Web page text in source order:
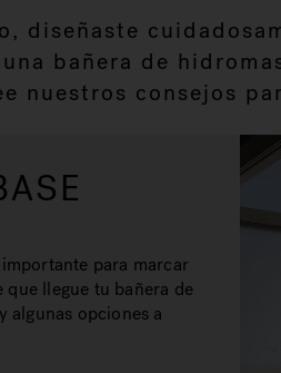
diseñaste
bañera de
nuestros consejos
para marcar
que llegue tu bañera de
algunas opciones a